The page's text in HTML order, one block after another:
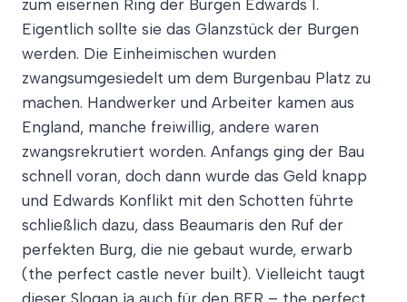
zum eisernen Ring der Burgen Edwards I.
Eigentlich sollte sie das Glanzstück der Burgen
werden. Die Einheimischen wurden
zwangsumgesiedelt um dem Burgenbau Platz zu
machen. Handwerker und Arbeiter kamen aus
England, manche freiwillig, andere waren
zwangsrekrutiert worden. Anfangs ging der Bau
schnell voran, doch dann wurde das Geld knapp
und Edwards Konflikt mit den Schotten führte
schließlich dazu, dass Beaumaris den Ruf der
perfekten Burg, die nie gebaut wurde, erwarb
(the perfect castle never built). Vielleicht taugt
dieser Slogan ja auch für den BER – the perfect